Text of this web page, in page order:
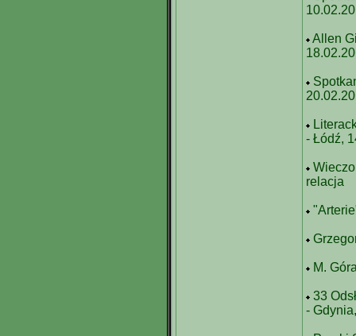
Allen
- Łódź,
relacja
M.
33
-